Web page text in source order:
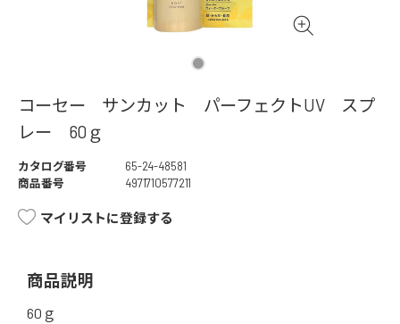
コーセー サンカット パーフェクトUV スプ
レー 60ｇ
カタログ番号
65-24-48581
商品番号
4971710577211
マイリストに登録する
商品説明
60ｇ